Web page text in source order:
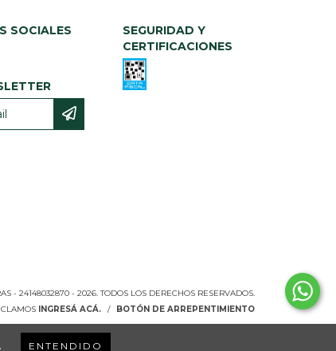
ENTENDIDO
SOCIALES
SEGURIDAD Y
CERTIFICACIONES
- 24148032870 - 2026. TODOS LOS DERECHOS RESERVADOS.
INGRESÁ ACÁ. / BOTÓN DE ARREPENTIMIENTO